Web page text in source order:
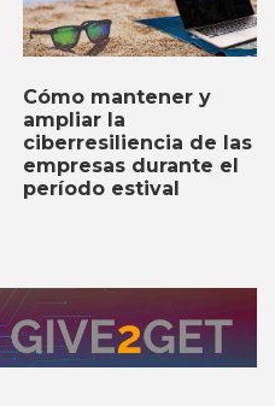
Cómo mantener y
ampliar la
ciberresiliencia de las
empresas durante el
período estival